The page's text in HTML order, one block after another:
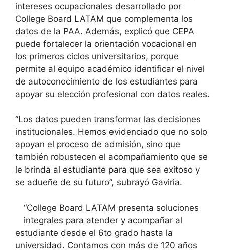
intereses ocupacionales desarrollado por
College Board LATAM que complementa los
datos de la PAA. Además, explicó que CEPA
puede fortalecer la orientación vocacional en
los primeros ciclos universitarios, porque
permite al equipo académico identificar el nivel
de autoconocimiento de los estudiantes para
apoyar su elección profesional con datos reales.
“Los datos pueden transformar las decisiones
institucionales. Hemos evidenciado que no solo
apoyan el proceso de admisión, sino que
también robustecen el acompañamiento que se
le brinda al estudiante para que sea exitoso y
se adueñe de su futuro”, subrayó Gaviria.
“College Board LATAM presenta soluciones
integrales para atender y acompañar al
estudiante desde el 6to grado hasta la
universidad. Contamos con más de 120 años